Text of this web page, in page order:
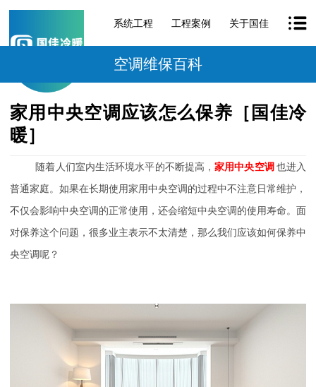
系统工程 工程案例 关于国佳
空调维保百科
家用中央空调应该怎么保养［国佳冷
暖］
随着人们室内生活环境水平的不断提高，家用中央空调 也进入
普通家庭。如果在长期使用家用中央空调的过程中不注意日常维护，
不仅会影响中央空调的正常使用，还会缩短中央空调的使用寿命。面
对保养这个问题，很多业主表示不太清楚，那么我们应该如何保养中
央空调呢？